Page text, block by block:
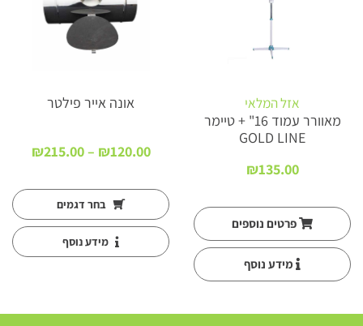
אזל המלאי
מאוורר עמוד 16" + טיימר
GOLD LINE
₪135.00
פרטים נוספים
מידע נוסף
אונה אייר פילטר
₪120.00
–
₪215.00
⁦₪215.00⁩
בחר דגמים
מידע נוסף